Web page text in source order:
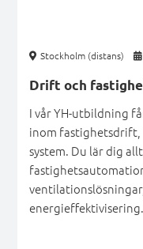
Stockholm (distans)
Drift och
I vår YH-utbildning
inom fastighetsdrift,
system. Du lär dig
energieffektivisering.